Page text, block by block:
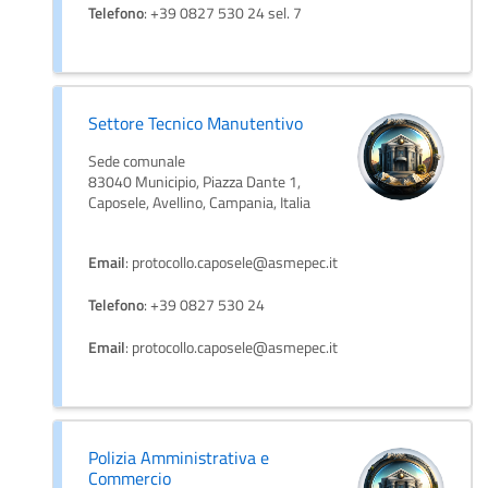
Telefono: +39 0827 530 24 sel. 7
Settore Tecnico Manutentivo
Sede comunale
83040 Municipio, Piazza Dante 1,
Caposele, Avellino, Campania, Italia
Email: protocollo.caposele@asmepec.it
Telefono: +39 0827 530 24
Email: protocollo.caposele@asmepec.it
Polizia Amministrativa e
Commercio